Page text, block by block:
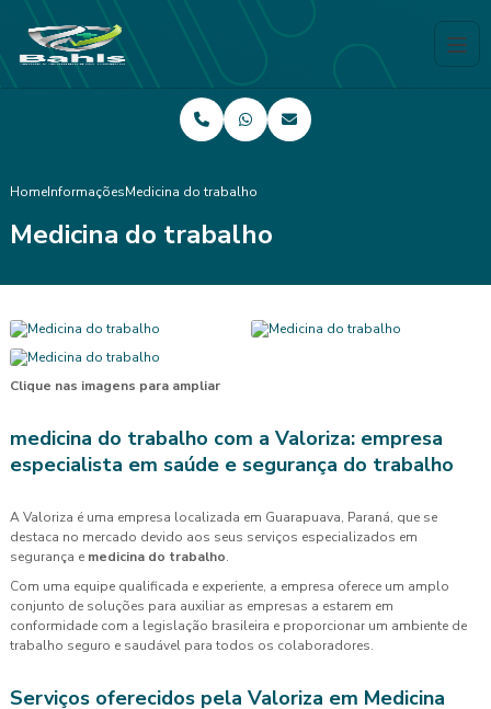
HomeInformaçõesMedicina do trabalho
Medicina do trabalho
Clique nas imagens para ampliar
medicina do trabalho com a Valoriza: empresa
especialista em saúde e segurança do trabalho
A Valoriza é uma empresa localizada em Guarapuava, Paraná, que se
destaca no mercado devido aos seus serviços especializados em
segurança e medicina do trabalho.
Com uma equipe qualificada e experiente, a empresa oferece um amplo
conjunto de soluções para auxiliar as empresas a estarem em
conformidade com a legislação brasileira e proporcionar um ambiente de
trabalho seguro e saudável para todos os colaboradores.
Serviços oferecidos pela Valoriza em Medicina